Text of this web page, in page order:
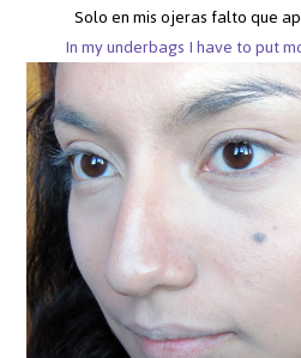
Solo en mis ojeras falto que
In my underbags I have to put